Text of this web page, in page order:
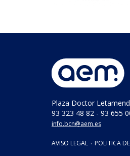
Plaza Doctor
93 323 48 82 - 93 655
info.bcn@aem.es
AVISO LEGAL · POLITICA